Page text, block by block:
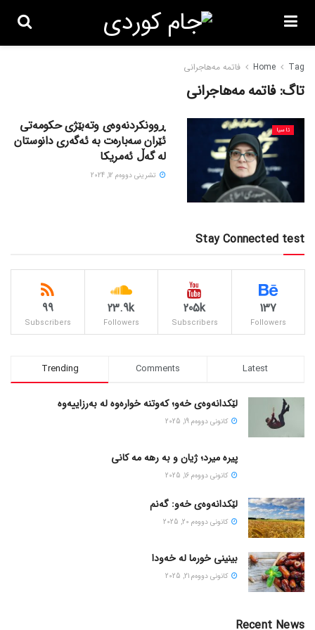
Home Tag فاتمە مەهاجرانی
تاگ:فاتمە مەهاجرانی
ئاسیا
ڕوونکردنەوەی وتەبێژی حکومەتی
ئێران سەبارەت بە ئەگەری دانوستان
لە گەڵ ئەمریکا
تشرینی دووه‌م 12, 2024
Stay Connected test
137
Followers
205k
Subscribers
23.9k
Followers
99
Subscribers
Trending Comments Latest
لێکدانەوەی خەو؛ کەوتنە خوارەوە لە بەرزاییەوە
كانونی دووه‌م 19, 2025
پیره میرد؛ ژیان و به رهه مه کانی
كانونی دووه‌م 16, 2025
لێکدانەوەی خەو: گەنم
كانونی دووه‌م 20, 2025
بینینی خورما لە خەودا
كانونی دووه‌م 21, 2025
Recent News